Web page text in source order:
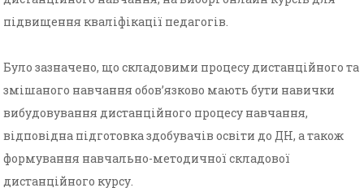
підвищення кваліфікації педагогів.
Було зазначено, що складовими процесу дистанційного та
змішаного навчання обов’язково мають бути навички
вибудовування дистанційного процесу навчання,
відповідна підготовка здобувачів освіти до ДН, а також
формування навчально-методичної складової
дистанційного курсу.